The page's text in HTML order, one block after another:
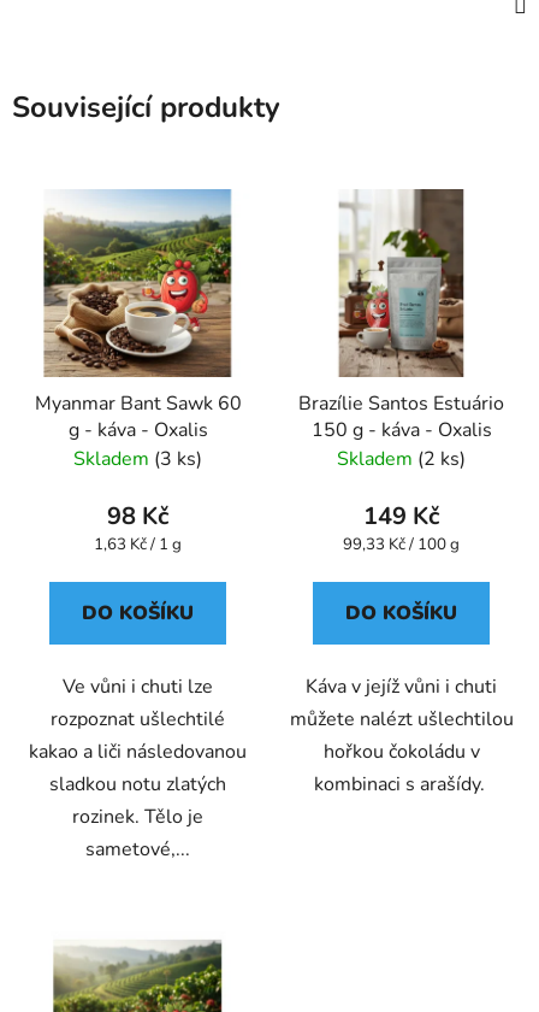
Související produkty
Myanmar Bant Sawk 60
g - káva - Oxalis
Skladem (3 ks)
98 Kč
Měrná
1,63 Kč / 1 g
DO KOŠÍKU
Ve vůni i chuti lze
rozpoznat ušlechtilé
kakao a liči následovanou
sladkou notu zlatých
rozinek. Tělo je
sametové,...
Brazílie Santos Estuário
150 g - káva - Oxalis
Skladem (2 ks)
149 Kč
Měrná
99,33 Kč / 100 g
DO KOŠÍKU
Káva v jejíž vůni i chuti
můžete nalézt ušlechtilou
hořkou čokoládu v
kombinaci s arašídy.